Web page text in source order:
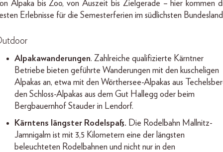
Alpaka bis Zoo, von Auszeit bis Zielgerade – hier kommen
Erlebnisse für die Semesterferien im südlichsten
Alpakawanderungen. Zahlreiche qualifizierte Kärntner
Betriebe bieten geführte Wanderungen mit den kuscheligen
Alpakas an, etwa mit den Wörthersee-Alpakas aus
den Schloss-Alpakas aus dem Gut Hallegg oder beim
Bergbauernhof Stauder in Lendorf.
Kärntens längster Rodelspaß. Die Rodelbahn Mallnitz-
Jamnigalm ist mit 3,5 Kilometern eine der längsten
beleuchteten Rodelbahnen und nicht nur in den